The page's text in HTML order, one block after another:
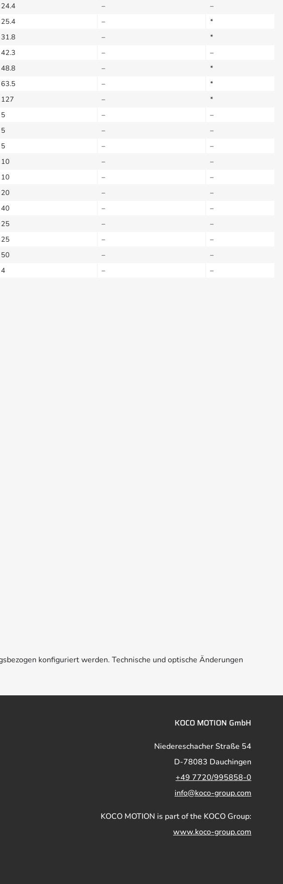
24.4 –
–
25.4 –
*
31.8 –
*
42.3 –
–
48.8 –
*
63.5 –
*
127 –
*
5 –
–
5 –
–
5 –
–
10 –
–
10 –
–
20 –
–
40 –
–
25 –
–
25 –
–
50 –
–
4 – –
konfiguriert werden. Technische und optische Änderungen
KOCO MOTION GmbH
Niedereschacher Straße 54
D-78083 Dauchingen
+49 7720/995858-0
info@koco-group.com
KOCO MOTION is part of the KOCO Group:
www.koco-group.com